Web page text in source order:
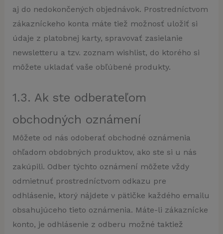
aj do nedokončených objednávok. Prostredníctvom
zákazníckeho konta máte tiež možnosť uložiť si
údaje z platobnej karty, spravovať zasielanie
newsletteru a tzv. zoznam wishlist, do ktorého si
môžete ukladať vaše obľúbené produkty.
1.3. Ak ste odberateľom
obchodných oznámení
Môžete od nás odoberať obchodné oznámenia
ohľadom obdobných produktov, ako ste si u nás
zakúpili. Odber týchto oznámení môžete vždy
odmietnuť prostredníctvom odkazu pre
odhlásenie, ktorý nájdete v pätičke každého emailu
obsahujúceho tieto oznámenia. Máte-li zákaznícke
konto, je odhlásenie z odberu možné taktiež